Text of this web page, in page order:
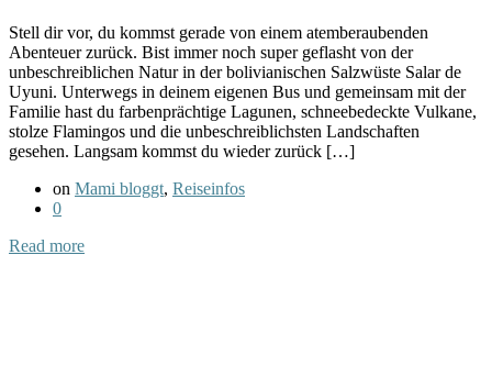
Stell dir vor, du kommst gerade von einem atemberaubenden
Abenteuer zurück. Bist immer noch super geflasht von der
unbeschreiblichen Natur in der bolivianischen Salzwüste Salar de
Uyuni. Unterwegs in deinem eigenen Bus und gemeinsam mit der
Familie hast du farbenprächtige Lagunen, schneebedeckte Vulkane,
stolze Flamingos und die unbeschreiblichsten Landschaften
gesehen. Langsam kommst du wieder zurück […]
on Mami bloggt, Reiseinfos
0
Read more